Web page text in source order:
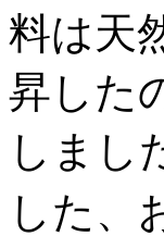
料は天
昇した
しまし
した、